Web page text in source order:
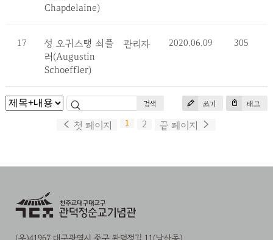
Chapdelaine)
17
성 오귀스탱 쇠플
러(Augustin
Schoeffler)
관리자 2020.06.09 305
쓰기 태그
검색
첫 페이지 1 2 끝 페이지
(우)41967 대구광역시 중구 관덕정길 11(남산동)